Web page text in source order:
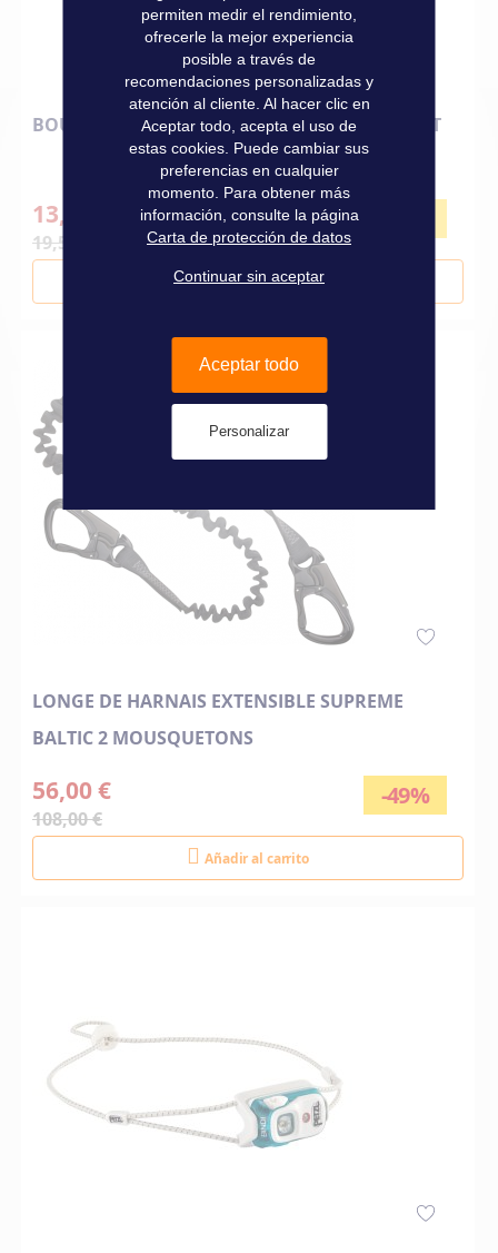
BOUTEILLE CO2 BALTIC 20GR CYLINDRE COURT
13,70 €
19,50 €
Añadir al carrito
LONGE DE HARNAIS EXTENSIBLE SUPREME
BALTIC 2 MOUSQUETONS
-49%
56,00 €
108,00 €
Añadir al carrito
permiten medir el rendimiento,
ofrecerle la mejor experiencia
posible a través de
recomendaciones personalizadas y
atención al cliente. Al hacer clic en
Aceptar todo, acepta el uso de
estas cookies. Puede cambiar sus
preferencias en cualquier
momento. Para obtener más
información, consulte la página
Carta de protección de datos
Continuar sin aceptar
Aceptar todo
Personalizar